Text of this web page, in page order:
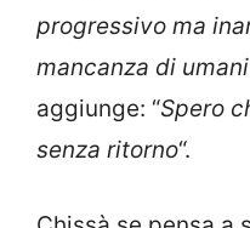
progressivo ma
mancanza di
aggiunge: “Spero
senza ritorno“.